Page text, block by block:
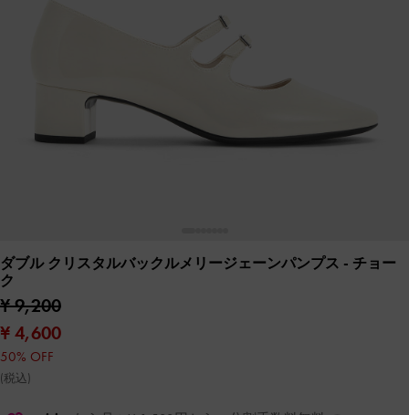
ダブル クリスタルバックルメリージェーンパンプス - チョー
ク
¥ 9,200
¥ 4,600
50% OFF
(税込)